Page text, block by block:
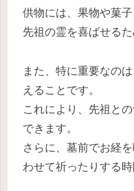
供物には、果物や菓
先祖の霊を喜ばせる
また、特に重要なの
えることです。
これにより、先祖と
できます。
さらに、墓前でお経
わせて祈ったりする時